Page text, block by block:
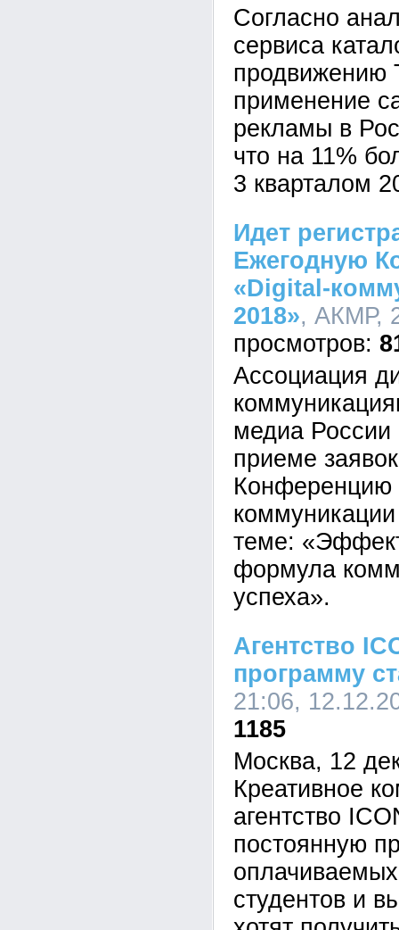
Согласно
сервиса
продвижению
применение
рекламы в
что на 11%
3 кварталом
Идет
Ежегодную
«Digital-
2018», АКМР,
Ассоциация
медиа
приеме
теме:
формула
успеха».
Агентство
программу
21:06,
1185
Москва, 12
Креативное
агентство
постоянную
студентов и